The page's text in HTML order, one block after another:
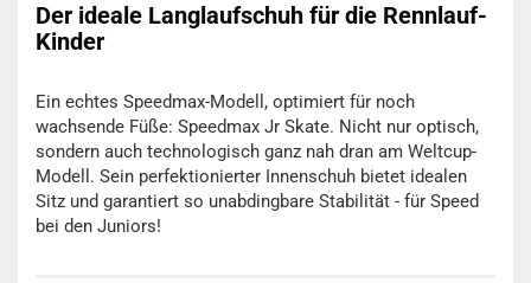
Der ideale Langlaufschuh für die Rennlauf-
Kinder
Ein echtes Speedmax-Modell, optimiert für noch
wachsende Füße: Speedmax Jr Skate. Nicht nur optisch,
sondern auch technologisch ganz nah dran am Weltcup-
Modell. Sein perfektionierter Innenschuh bietet idealen
Sitz und garantiert so unabdingbare Stabilität - für Speed
bei den Juniors!